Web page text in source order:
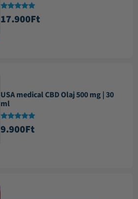
Értékelés:
4.87
17.900Ft
USA medical CBD Olaj 500 mg | 30
ml
Értékelés:
4.84
9.900Ft